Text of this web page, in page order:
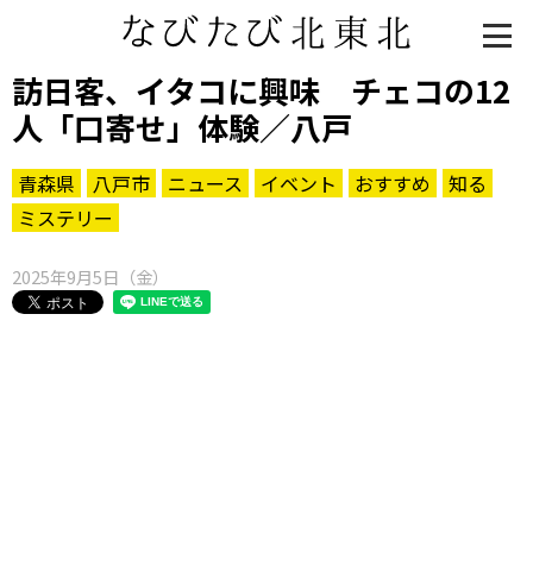
訪日客、イタコに興味 チェコの12
人「口寄せ」体験／八戸
青森県 八戸市 ニュース イベント おすすめ
知る
ミステリー
2025年9月5日（金）